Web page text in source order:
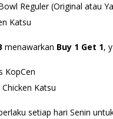
Reguler (Original atau
Katsu
menawarkan Buy 1 Get 1,
KopCen
Katsu
setiap hari Senin